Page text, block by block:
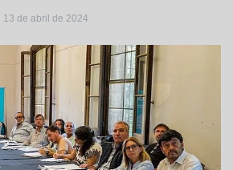
13 de abril de 2024